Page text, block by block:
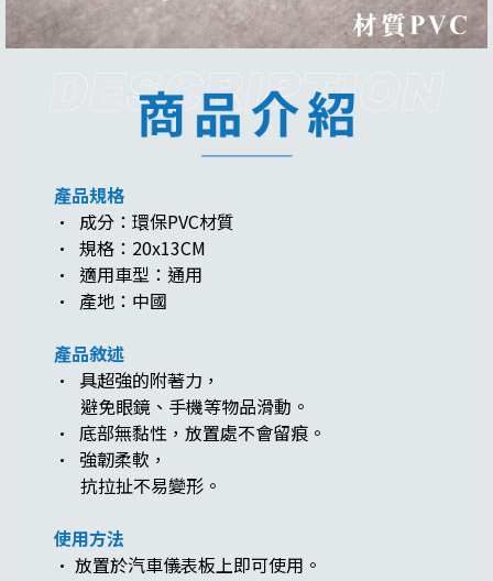
產品規格
· 成分：環保PVC材質
· 規格：20x13CM
· 適用車型：通用
· 產地：中國
產品敘述
· 具超強的附著力，
避免眼鏡、手機等物品滑動。
· 底部無黏性，放置處不會留痕。
· 強韌柔軟，
抗拉扯不易變形。​​​​
使用方法
· 放置於汽車儀表板上即可使用。